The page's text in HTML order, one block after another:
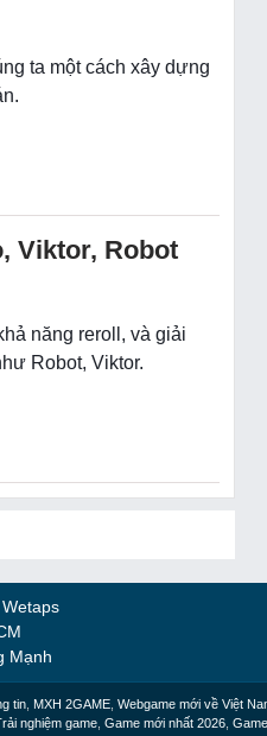
ta một cách xây dựng
Viktor, Robot
năng reroll, và giải
Robot, Viktor.
Mạnh
tin MXH 2GAME Webgame mới về Việt
nghiệm game Game mới nhất 2026